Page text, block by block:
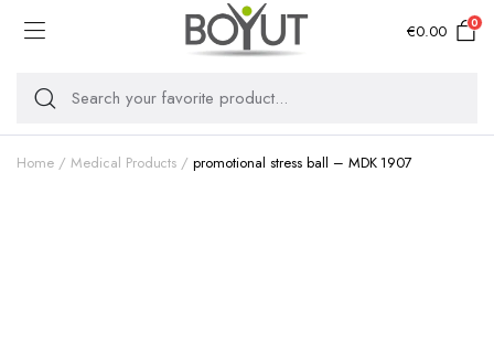
€0.00 0
Home Medical Products promotional stress ball – MDK 1907